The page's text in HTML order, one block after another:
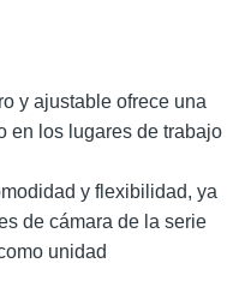
y ajustable ofrece una
en los lugares de trabajo
y flexibilidad, ya
de cámara de la serie
unidad